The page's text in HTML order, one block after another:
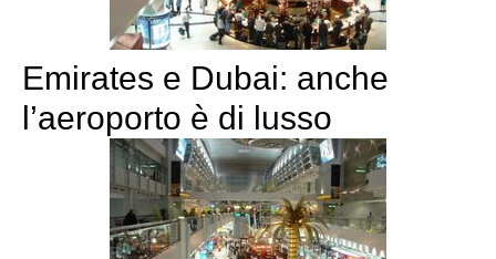
Emirates e Dubai: anche
l’aeroporto è di lusso